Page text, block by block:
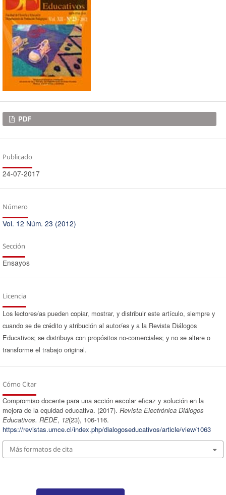
Descargas
PDF
Publicado
24-07-2017
Número
Vol. 12 Núm. 23 (2012)
Sección
Ensayos
Licencia
Los lectores/as pueden copiar, mostrar, y distribuir este artículo, siempre y
cuando se de crédito y atribución al autor/es y a la Revista Diálogos
Educativos; se distribuya con propósitos no-comerciales; y no se altere o
transforme el trabajo original.
Cómo Citar
Compromiso docente para una acción escolar eficaz y solución en la
mejora de la equidad educativa. (2017). Revista Electrónica Diálogos
Educativos. REDE, 12(23), 106-116.
https://revistas.umce.cl/index.php/dialogoseducativos/article/view/1063
Más formatos de cita